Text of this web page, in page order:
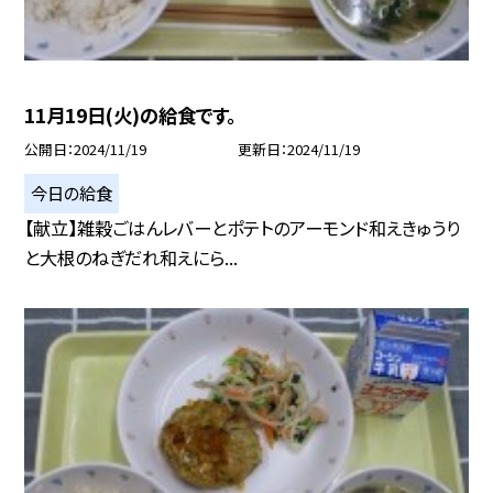
11月19日(火)の給食です。
公開日 2024/11/19 更新日 2024/11/19
今日の給食
【献立】雑穀ごはんレバーとポテトのアーモンド和えきゅうり
と大根のねぎだれ和えにら...